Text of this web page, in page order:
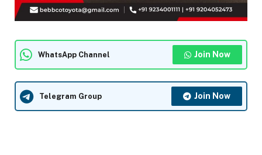
WhatsApp Channel Join Now
Telegram Group Join Now